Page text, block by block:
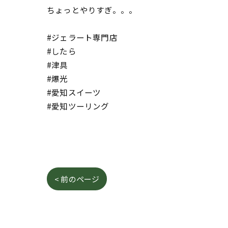
ちょっとやりすぎ。。。
#ジェラート専門店
#したら
#津具
#爆光
#愛知スイーツ
#愛知ツーリング
< 前のページ